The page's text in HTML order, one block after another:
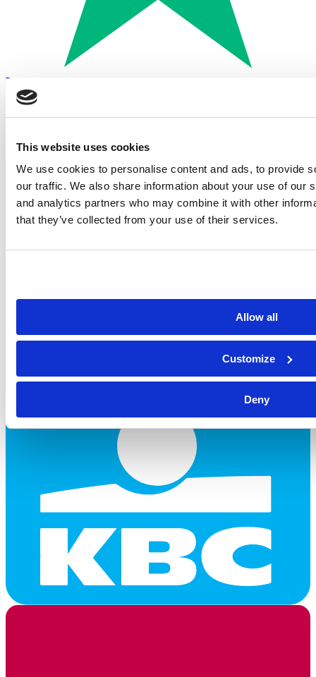
This website uses cookies
We use cookies to personalise content and ads, to provide
our traffic. We also share information about your use of our
and analytics partners who may combine it with other
that they’ve collected from your use of their services.
Allow all
Customize
Deny
Trustpilot
Betalen met: